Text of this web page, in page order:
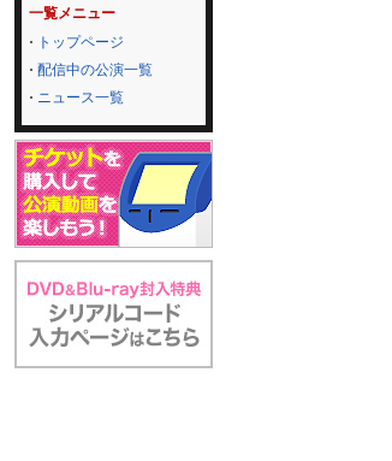
一覧メニュー
トップページ
配信中の公演一覧
ニュース一覧